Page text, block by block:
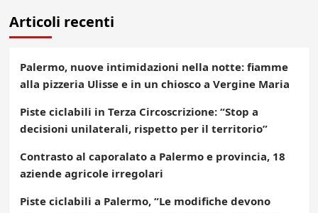
Articoli recenti
Palermo, nuove intimidazioni nella notte: fiamme
alla pizzeria Ulisse e in un chiosco a Vergine Maria
Piste ciclabili in Terza Circoscrizione: “Stop a
decisioni unilaterali, rispetto per il territorio”
Contrasto al caporalato a Palermo e provincia, 18
aziende agricole irregolari
Piste ciclabili a Palermo, “Le modifiche devono